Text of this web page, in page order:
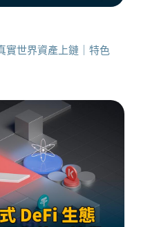
實世界資產上鏈｜特色